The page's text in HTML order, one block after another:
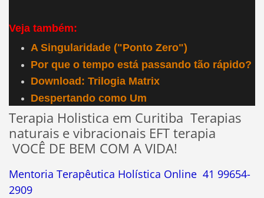
Veja também:
A Singularidade ("Ponto Zero")
Por que o tempo está passando tão rápido?
Download: Trilogia Matrix
Despertando como Um
Terapia Holistica em Curitiba Terapias
naturais e vibracionais EFT terapia
VOCÊ DE BEM COM A VIDA!
Mentoria Terapêutica Holística Online 41 99654-
2909